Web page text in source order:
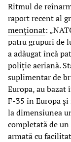
Ritmul de
raport recent al
menționat:
patru grupuri de
a adăugat încă
poliție aeriană.
suplimentar de
Europa, au bazat
F-35 în Europa
la dimensiunea
completată de
armată cu